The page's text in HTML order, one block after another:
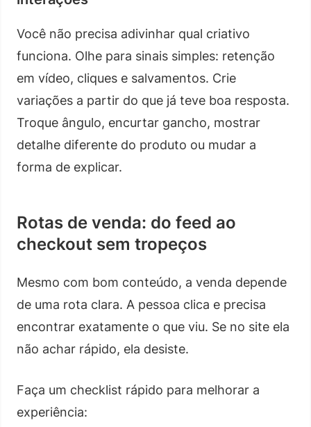
Você não precisa adivinhar qual criativo
funciona. Olhe para sinais simples: retenção
em vídeo, cliques e salvamentos. Crie
variações a partir do que já teve boa resposta.
Troque ângulo, encurtar gancho, mostrar
detalhe diferente do produto ou mudar a
forma de explicar.
Rotas de venda: do feed ao
checkout sem tropeços
Mesmo com bom conteúdo, a venda depende
de uma rota clara. A pessoa clica e precisa
encontrar exatamente o que viu. Se no site ela
não achar rápido, ela desiste.
Faça um checklist rápido para melhorar a
experiência: